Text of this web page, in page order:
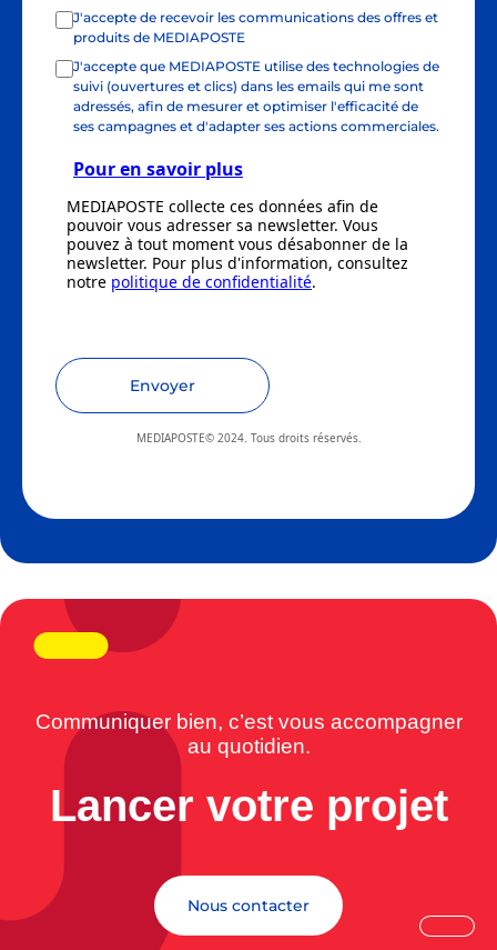
J'accepte de recevoir les communications des offres et
produits de MEDIAPOSTE
J'accepte que MEDIAPOSTE utilise des technologies de
suivi (ouvertures et clics) dans les emails qui me sont
adressés, afin de mesurer et optimiser l'efficacité de
ses campagnes et d'adapter ses actions commerciales.
Pour en savoir plus
MEDIAPOSTE collecte ces données afin de
pouvoir vous adresser sa newsletter. Vous
pouvez à tout moment vous désabonner de la
newsletter. Pour plus d'information, consultez
notre politique de confidentialité.
Envoyer
MEDIAPOSTE© 2024. Tous droits réservés.
Communiquer bien, c’est vous accompagner
au quotidien.
Lancer votre projet
Nous contacter